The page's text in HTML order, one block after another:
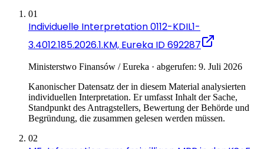
01
Individuelle Interpretation 0112-KDIL1-
3.4012.185.2026.1.KM, Eureka ID 692287
Ministerstwo Finansów / Eureka · abgerufen: 9. Juli 2026
Kanonischer Datensatz der in diesem Material analysierten
individuellen Interpretation. Er umfasst Inhalt der Sache,
Standpunkt des Antragstellers, Bewertung der Behörde und
Begründung, die zusammen gelesen werden müssen.
02